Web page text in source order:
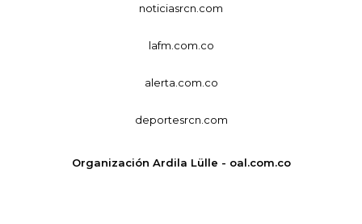
noticiasrcn.com
lafm.com.co
alerta.com.co
deportesrcn.com
Organización Ardila Lülle - oal.com.co